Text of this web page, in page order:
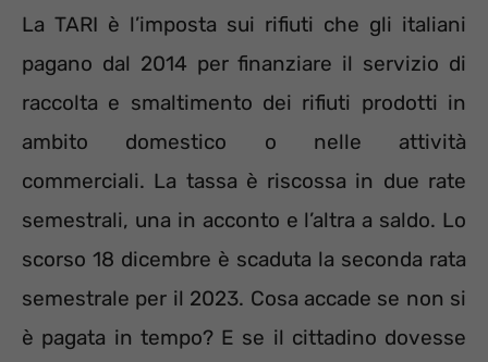
La TARI è l’imposta sui rifiuti che gli italiani
pagano dal 2014 per finanziare il servizio di
raccolta e smaltimento dei rifiuti prodotti in
ambito domestico o nelle attività
commerciali. La tassa è riscossa in due rate
semestrali, una in acconto e l’altra a saldo. Lo
scorso 18 dicembre è scaduta la seconda rata
semestrale per il 2023. Cosa accade se non si
è pagata in tempo? E se il cittadino dovesse